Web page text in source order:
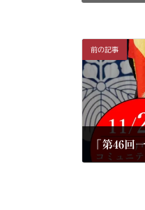
前の記事
｢第46回